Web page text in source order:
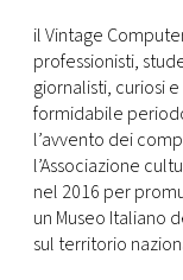
il Vintage
professionisti,
giornalisti, curiosi
formidabile
l’avvento dei
l’Associazione
nel 2016 per
un Museo Italiano
sul territorio